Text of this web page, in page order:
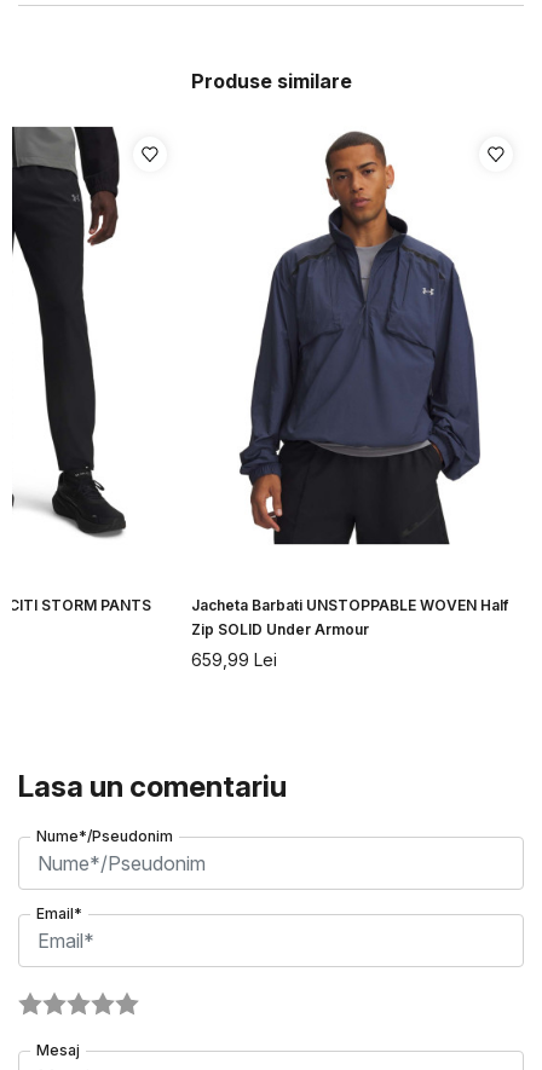
Produse similare
STORM PANTS
Jacheta Barbati UNSTOPPABLE WOVEN Half
Zip SOLID Under Armour
659,99 Lei
Lasa un comentariu
Nume*/Pseudonim
Email*
Mesaj